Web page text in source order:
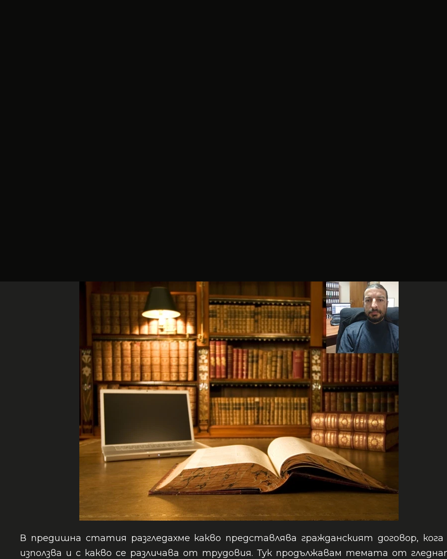
В предишна статия разгледахме какво представлява гражданският договор, кога
използва и с какво се различава от трудовия. Тук продължавам темата от